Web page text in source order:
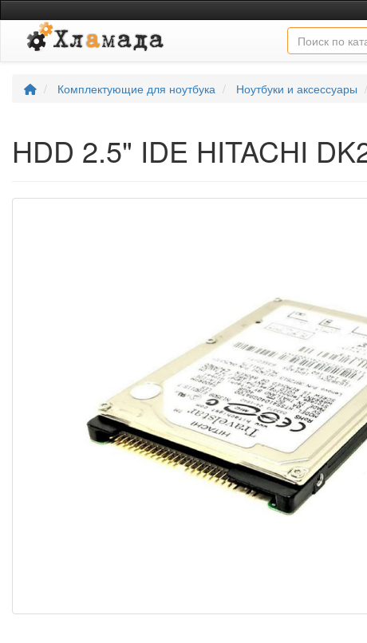
Комплектующие для ноутбука Ноутбуки и аксессуары
HDD 2.5" IDE HITACHI